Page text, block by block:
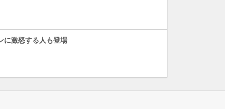
に激怒する人も登場